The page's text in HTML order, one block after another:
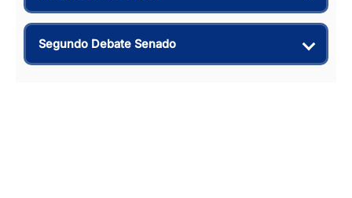
Segundo Debate Senado